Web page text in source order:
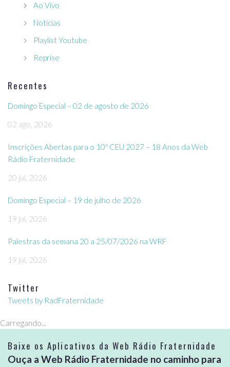
Ao Vivo
Notícias
Playlist Youtube
Reprise
Recentes
Domingo Especial – 02 de agosto de 2026
02 ago, 2026
Inscrições Abertas para o 10º CEU 2027 – 18 Anos da Web
Rádio Fraternidade
20 jul, 2026
Domingo Especial – 19 de julho de 2026
19 jul, 2026
Palestras da semana 20 a 25/07/2026 na WRF
19 jul, 2026
Twitter
Tweets by RadFraternidade
Carregando...
Baixe os Aplicativos da Web Rádio Fraternidade
Ouça a Web Rádio Fraternidade no caminho para